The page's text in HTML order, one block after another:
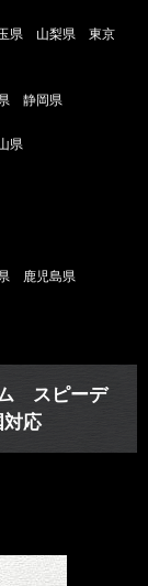
県 山梨県 東京
静岡県
県
鹿児島県
スピーデ
応